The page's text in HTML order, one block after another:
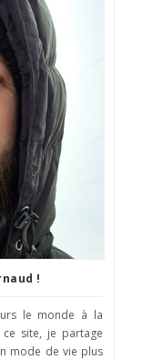
!
le monde à la
ce site, je partage
mode de vie plus